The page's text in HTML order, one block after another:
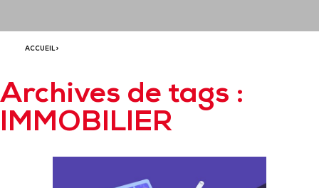
ACCUEIL>
Archives de tags :
IMMOBILIER